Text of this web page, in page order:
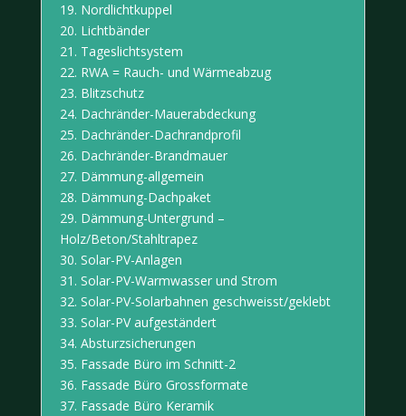
19. Nordlichtkuppel
20. Lichtbänder
21. Tageslichtsystem
22. RWA = Rauch- und Wärmeabzug
23. Blitzschutz
24. Dachränder-Mauerabdeckung
25. Dachränder-Dachrandprofil
26. Dachränder-Brandmauer
27. Dämmung-allgemein
28. Dämmung-Dachpaket
29. Dämmung-Untergrund –
Holz/Beton/Stahltrapez
30. Solar-PV-Anlagen
31. Solar-PV-Warmwasser und Strom
32. Solar-PV-Solarbahnen geschweisst/geklebt
33. Solar-PV aufgeständert
34. Absturzsicherungen
35. Fassade Büro im Schnitt-2
36. Fassade Büro Grossformate
37. Fassade Büro Keramik